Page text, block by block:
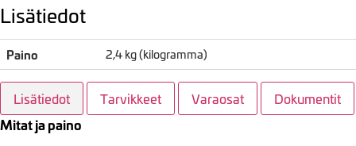
Lisätiedot
Paino 2,4 kg (kilogramma)
Lisätiedot Tarvikkeet Varaosat Dokumentit
Mitat ja paino